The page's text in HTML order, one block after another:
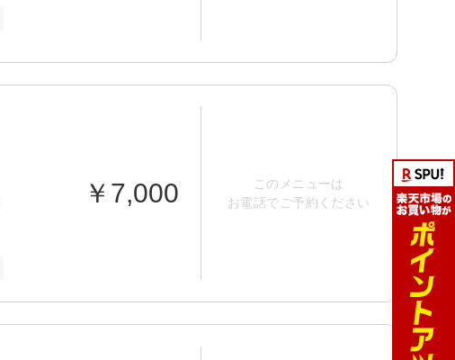
￥7,000
このメニューは
お電話でご予約ください